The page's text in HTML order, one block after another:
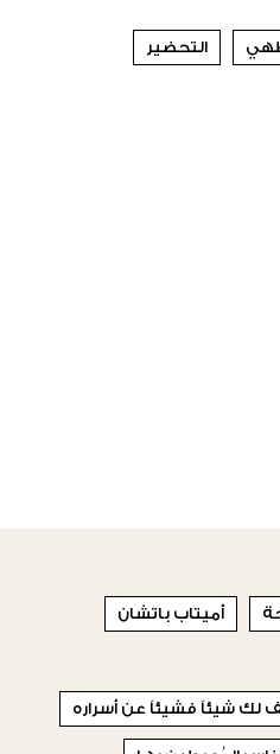
التحضير
أميتاب باتشان
لك شيئاً فشيئاً عن أسراره